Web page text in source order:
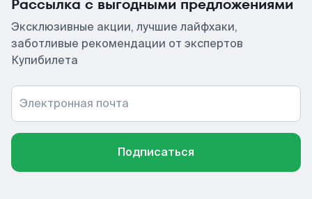
Рассылка с выгодными предложениями
Эксклюзивные акции, лучшие лайфхаки,
заботливые рекомендации от экспертов
Купибилета
Электронная почта
Подписаться